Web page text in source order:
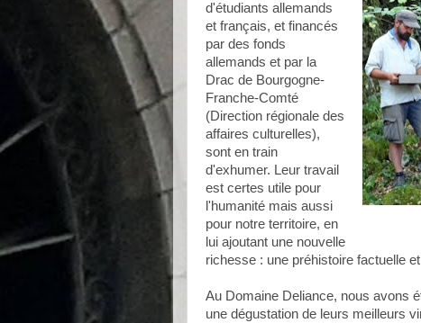
d'étudiants allemands
et français, et financés
par des fonds
allemands et par la
Drac de Bourgogne-
Franche-Comté
(Direction régionale des
affaires culturelles),
sont en train
d'exhumer. Leur travail
est certes utile pour
l'humanité mais aussi
pour notre territoire, en
lui ajoutant une nouvelle
richesse : une préhistoire factuelle
Au Domaine Deliance, nous avons
une dégustation de leurs meilleurs